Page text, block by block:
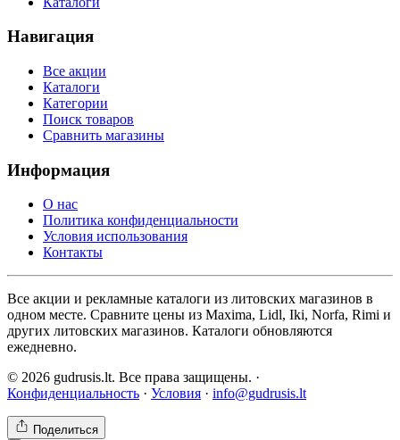
Навигация
Все акции
Каталоги
Категории
Поиск товаров
Сравнить магазины
Информация
О нас
Политика конфиденциальности
Условия использования
Контакты
Все акции и рекламные каталоги из литовских магазинов в
одном месте. Сравните цены из Maxima, Lidl, Iki, Norfa, Rimi и
других литовских магазинов. Каталоги обновляются
ежедневно.
© 2026 gudrusis.lt. Все права защищены. ·
Конфиденциальность · Условия · info@gudrusis.lt
Поделиться